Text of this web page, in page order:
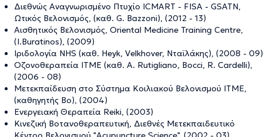
Διεθνώς Αναγνωρισμένο Πτυχίο ICMART - FISA - GSATN,
Ωτικός Βελονισμός, (καθ. G. Bazzoni), (2012 - 13)
Αισθητικός Βελονισμός, Oriental Medicine Training Centre,
(I.Buratinos), (2009)
Ιριδολογία NHS (καθ. Heyk, Velkhover, Νταϊλάκης), (2008 - 09)
Οζονοθεραπεία ΙΤΜΕ (καθ. A. Rutigliano, Bocci, R. Cardelli),
(2006 - 08)
Μετεκπαίδευση στο Σύστημα Κοιλιακού Βελονισμού ΙΤΜΕ,
(καθηγητής Bo), (2004)
Ενεργειακή Θεραπεία Reiki, (2003)
Κινεζική Βοτανοθεραπευτική, Διεθνές Μετεκπαιδευτικό